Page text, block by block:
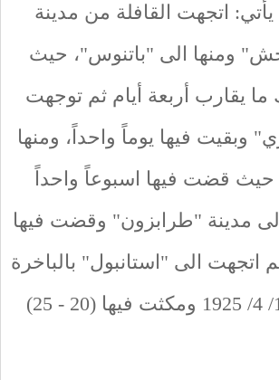
اتجهت القافلة من مدينة
ومنها الى "باتنوس"، حيث
يقارب أربعة أيام ثم توجهت
وبقيت فيها يوماً واحداً، ومنها
قضت فيها اسبوعاً واحداً
مدينة "طرابزون" وقضت فيها
اتجهت الى "استانبول" بالباخرة
ووصلتها في 15/ 4/ 1925 ومكثت فيها (20 - 25)